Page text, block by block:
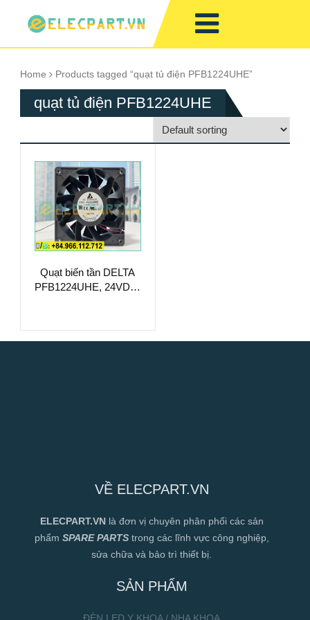
Home Products tagged “quạt tủ điện PFB1224UHE”
quạt tủ điện PFB1224UHE
Quạt biến tần DELTA
PFB1224UHE, 24VDC,
VỀ ELECPART.VN
ELECPART.VN là đơn vị chuyên phân phối các sản
phẩm SPARE PARTStrong các lĩnh vực công nghiệp,
sửa chữa và bảo trì thiết bị.
SẢN PHẨM
ĐÈN LED Y KHOA / NHA KHOA